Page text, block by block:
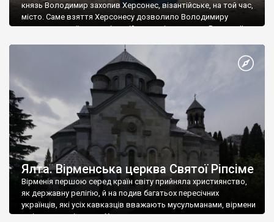
князь Володимир захопив Херсонес, візантійське, на той час,
місто. Саме взяття Херсонесу дозволило Володимиру
диктувати свої умови візантійському імператору Василю ІІ, та
Херсонесі Володимир-язичник, став Василем-християнином.
А потім було Хрещення Русі. На честь Херсонесу Таврійського
Ялта. Вірменська церква Святої Ріпсіме
Вірменія першою серед країн світу прийняла християнство,
як державну релігію, й на подив багатьох пересічних
українців, які усіх кавказців вважають мусульманами, вірмени
є відданими вірянами Христа